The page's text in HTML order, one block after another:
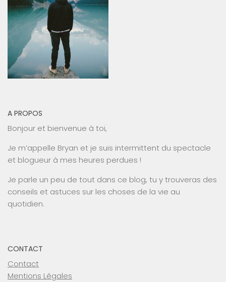
A PROPOS
Bonjour et bienvenue à toi,
Je m’appelle Bryan et je suis intermittent du spectacle
et blogueur à mes heures perdues !
Je parle un peu de tout dans ce blog, tu y trouveras des
conseils et astuces sur les choses de la vie au
quotidien.
CONTACT
Contact
Mentions Légales